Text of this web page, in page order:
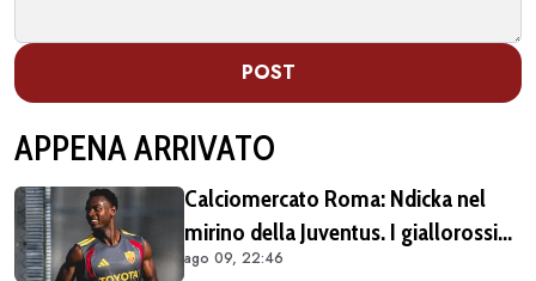
POST
APPENA ARRIVATO
Calciomercato Roma: Ndicka nel
mirino della Juventus. I giallorossi
chiedono 30 milioni di euro
ago 09, 22:46